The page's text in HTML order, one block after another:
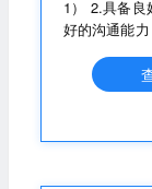
1） 2.具备良
好的沟通能
备工具。